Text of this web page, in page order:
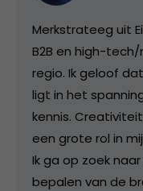
Merkstrateeg uit
B2B en high-
regio. Ik geloof
ligt in het
kennis.
een grote rol in
Ik ga op zoek
bepalen van de